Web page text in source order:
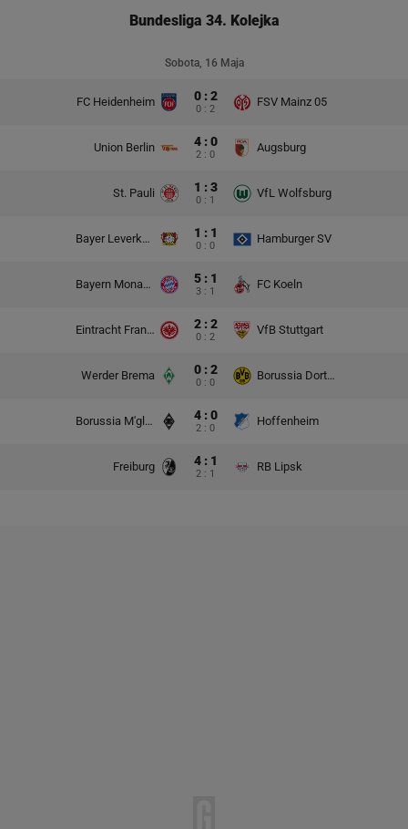
Bundesliga 34. Kolejka
Sobota, 16 Maja
FC Heidenheim 0 : 2
0 : 2
FSV Mainz 05
Union Berlin 4 : 0
2 : 0
Augsburg
St. Pauli 1 : 3
0 : 1
VfL Wolfsburg
Bayer Leverkusen 1 : 1
0 : 0
Hamburger SV
Bayern Monachium 5 : 1
3 : 1
FC Koeln
Eintracht Frankfurt 2 : 2
0 : 2
VfB Stuttgart
Werder Brema 0 : 2
0 : 0
Borussia Dortmund
Borussia M'gladbach 4 : 0
2 : 0
Hoffenheim
Freiburg 4 : 1
2 : 1
RB Lipsk